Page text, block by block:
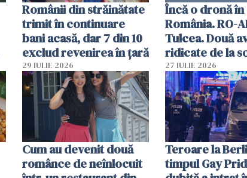
Românii din străinătate
trimit în continuare
bani acasă, dar 7 din 10
exclud revenirea în țară
29 IULIE 2026
Încă o dronă în
România. RO-
Tulcea. Două
ridicate de la
27 IULIE 2026
Cum au devenit două
românce de neînlocuit
Teroare la
timpul Gay